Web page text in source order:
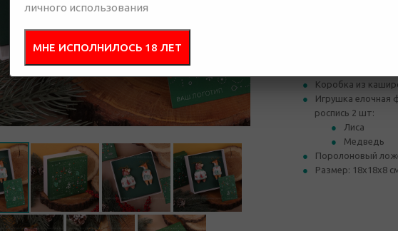
Коробка из
Игрушка елочная
роспись 2 шт:
Лиса
Медведь
Поролоновый
Размер: 18х18х8
личного использования
МНЕ ИСПОЛНИЛОСЬ 18 ЛЕТ